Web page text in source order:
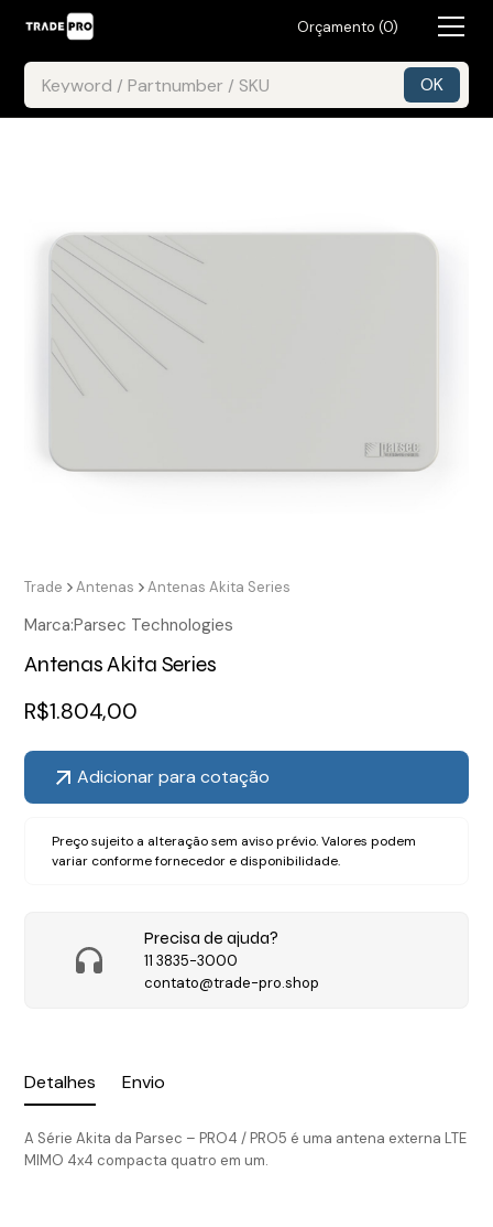
Orçamento (0)
Detalhes Envio
A Série Akita da Parsec – PRO4 / PRO5 é uma antena externa LTE
MIMO 4x4 compacta quatro em um.
Trade Antenas Antenas Akita Series
Marca:Parsec Technologies
Antenas Akita Series
R$1.804,00
Adicionar para cotação
Preço sujeito a alteração sem aviso prévio. Valores podem
variar conforme fornecedor e disponibilidade.
Precisa de ajuda?
11 3835-3000
contato@trade-pro.shop